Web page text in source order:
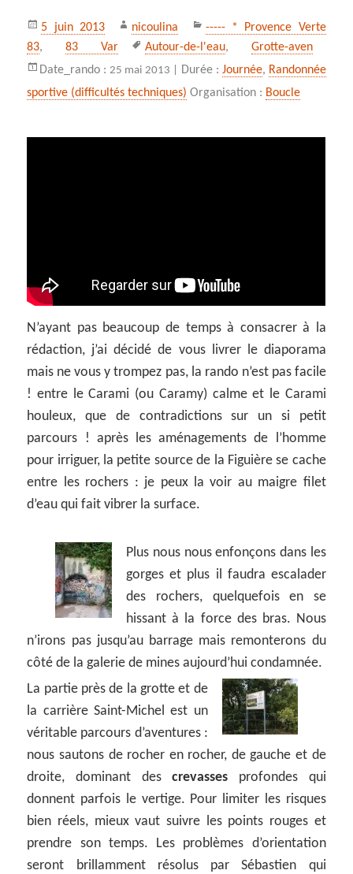
Publié
le
5 juin 2013 Auteur
nicoulina Catégories
----- * Provence Verte
83,83 Var
Mots-
clés
Autour-de-l'eau,Grotte-aven
Date_rando :25 mai 2013 | Durée : Journée, Randonnée
sportive (difficultés techniques) Organisation : Boucle
N’ayant pas beaucoup de temps à consacrer à la
rédaction, j’ai décidé de vous livrer le diaporama
mais ne vous y trompez pas, la rando n’est pas facile
! entre le Carami (ou Caramy) calme et le Carami
houleux, que de contradictions sur un si petit
parcours ! après les aménagements de l’homme
pour irriguer, la petite source de la Figuière se cache
entre les rochers : je peux la voir au maigre filet
d’eau qui fait vibrer la surface.
Plus nous nous enfonçons dans les
gorges et plus il faudra escalader
des rochers, quelquefois en se
hissant à la force des bras. Nous
n’irons pas jusqu’au barrage mais remonterons du
côté de la galerie de mines aujourd’hui condamnée.
La partie près de la grotte et de
la carrière Saint-Michel est un
véritable parcours d’aventures :
nous sautons de rocher en rocher, de gauche et de
droite, dominant descrevasses profondes qui
donnent parfois le vertige. Pour limiter les risques
bien réels, mieux vaut suivre les points rouges et
prendre son temps. Les problèmes d’orientation
seront brillamment résolus par Sébastien qui